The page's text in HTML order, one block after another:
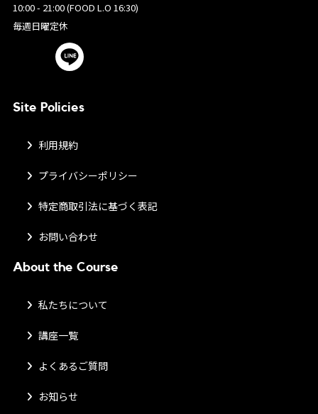
10:00 - 21:00 (FOOD L.O 16:30)
毎週日曜定休
Site Policies
利用規約
プライバシーポリシー
特定商取引法に基づく表記
お問い合わせ
About the Course
私たちについて
講座一覧
よくあるご質問
お知らせ